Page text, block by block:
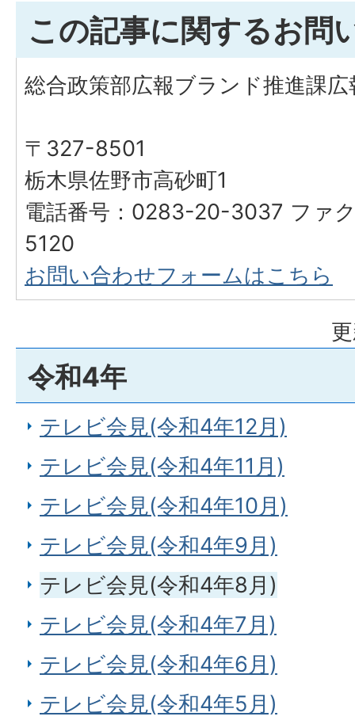
この記事に関するお問
総合政策部広報ブランド推進課
〒327-8501
栃木県佐野市高砂町1
電話番号：0283-20-3037 ファ
5120
お問い合わせフォームはこちら
令和4年
テレビ会見(令和4年12月)
テレビ会見(令和4年11月)
テレビ会見(令和4年10月)
テレビ会見(令和4年9月)
テレビ会見(令和4年8月)
テレビ会見(令和4年7月)
テレビ会見(令和4年6月)
テレビ会見(令和4年5月)